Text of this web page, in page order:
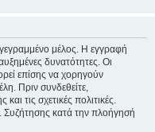
μέλος. Η εγγραφή
δυνατότητες. Οι
επίσης να χορηγούν
Πριν συνδεθείτε,
τις σχετικές πολιτικές.
Συζήτησης κατά την πλοήγησή